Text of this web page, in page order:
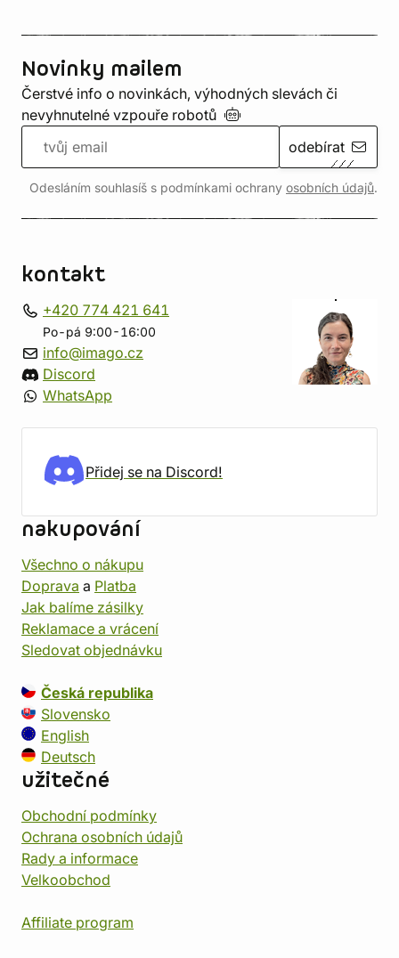
Novinky mailem
Čerstvé info o novinkách, výhodných slevách či
nevyhnutelné vzpouře robotů
odebírat
Odesláním souhlasíš s podmínkami ochrany osobních údajů.
kontakt
+420 774 421 641
Po-pá 9:00-16:00
info@imago.cz
Discord
WhatsApp
Přidej se na Discord!
nakupování
Všechno o nákupu
Doprava a Platba
Jak balíme zásilky
Reklamace a vrácení
Sledovat objednávku
Česká republika
Slovensko
English
Deutsch
užitečné
Obchodní podmínky
Ochrana osobních údajů
Rady a informace
Velkoobchod
Affiliate program